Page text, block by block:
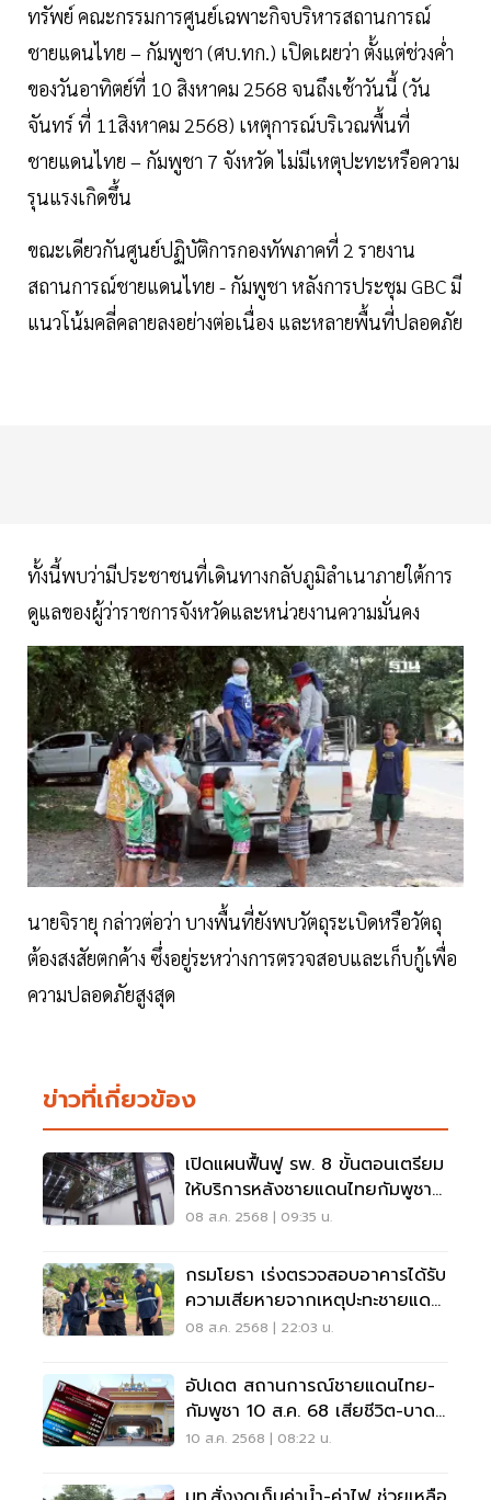
ทรัพย์ คณะกรรมการศูนย์เฉพาะกิจบริหารสถานการณ์
ชายแดนไทย – กัมพูชา (ศบ.ทก.) เปิดเผยว่า ตั้งแต่ช่วงค่ำ
ของวันอาทิตย์ที่ 10 สิงหาคม 2568 จนถึงเช้าวันนี้ (วัน
จันทร์ ที่ 11สิงหาคม 2568) เหตุการณ์บริเวณพื้นที่
ชายแดนไทย – กัมพูชา 7 จังหวัด ไม่มีเหตุปะทะหรือความ
รุนแรงเกิดขึ้น
ขณะเดียวกันศูนย์ปฏิบัติการกองทัพภาคที่ 2 รายงาน
สถานการณ์ชายแดนไทย - กัมพูชา หลังการประชุม GBC มี
แนวโน้มคลี่คลายลงอย่างต่อเนื่อง และหลายพื้นที่ปลอดภัย
ทั้งนี้พบว่ามีประชาชนที่เดินทางกลับภูมิลำเนาภายใต้การ
ดูแลของผู้ว่าราชการจังหวัดและหน่วยงานความมั่นคง
นายจิรายุ กล่าวต่อว่า บางพื้นที่ยังพบวัตถุระเบิดหรือวัตถุ
ต้องสงสัยตกค้าง ซึ่งอยู่ระหว่างการตรวจสอบและเก็บกู้เพื่อ
ความปลอดภัยสูงสุด
ข่าวที่เกี่ยวข้อง
เปิดแผนฟื้นฟู รพ. 8 ขั้นตอนเตรียม
ให้บริการหลังชายแดนไทยกัมพูชา
สงบ
08 ส.ค. 2568 | 09:35 น.
กรมโยธา เร่งตรวจสอบอาคารได้รับ
ความเสียหายจากเหตุปะทะชายแดน
ไทย – กัมพูชา
08 ส.ค. 2568 | 22:03 น.
อัปเดต สถานการณ์ชายแดนไทย-
กัมพูชา 10 ส.ค. 68 เสียชีวิต-บาด
เจ็บเท่าไร
10 ส.ค. 2568 | 08:22 น.